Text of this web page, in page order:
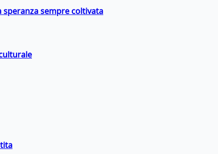
speranza sempre coltivata